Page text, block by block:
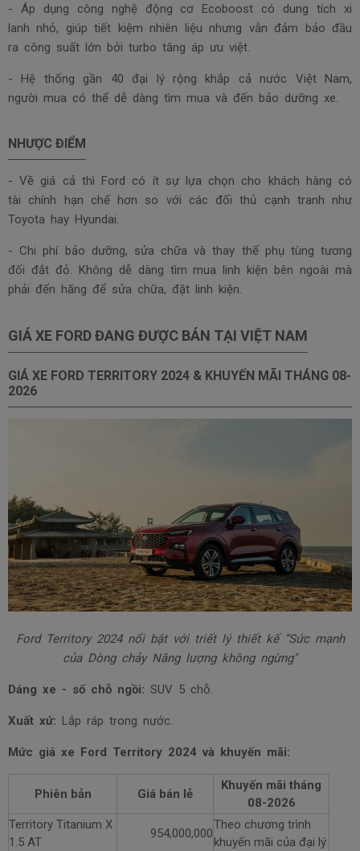
- Áp dụng công nghệ động cơ Ecoboost có dung tích xi
lanh nhỏ, giúp tiết kiệm nhiên liệu nhưng vẫn đảm bảo đầu
ra công suất lớn bởi turbo tăng áp ưu việt.
- Hệ thống gần 40 đại lý rộng khắp cả nước Việt Nam,
người mua có thể dễ dàng tìm mua và đến bảo dưỡng xe.
NHƯỢC ĐIỂM
- Về giá cả thì Ford có ít sự lựa chọn cho khách hàng có
tài chính hạn chế hơn so với các đối thủ cạnh tranh như
Toyota hay Hyundai.
- Chi phí bảo dưỡng, sửa chữa và thay thế phụ tùng tương
đối đắt đỏ. Không dễ dàng tìm mua linh kiện bên ngoài mà
phải đến hãng để sửa chữa, đặt linh kiện.
GIÁ XE FORD ĐANG ĐƯỢC BÁN TẠI VIỆT NAM
GIÁ XE FORD TERRITORY 2024 & KHUYẾN MÃI THÁNG 08-
2026
Ford Territory 2024 nổi bật với triết lý thiết kế “Sức mạnh
của Dòng chảy Năng lượng không ngừng"
Dáng xe - số chỗ ngồi: SUV 5 chỗ.
Xuất xứ: Lắp ráp trong nước.
Mức giá xe Ford Territory 2024 và khuyến mãi:
Phiên bản Giá bán lẻ
Khuyến mãi tháng
08-2026
Territory Titanium X
1.5 AT
954,000,000
Theo chương trình
khuyến mãi của đại lý